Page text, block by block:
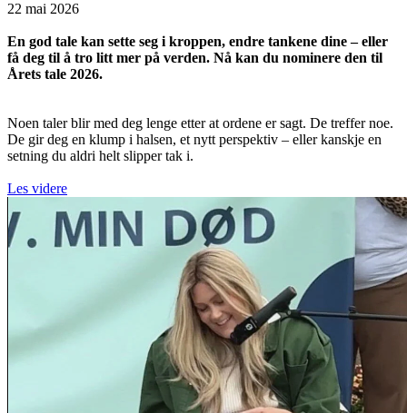
22 mai 2026
En god tale kan sette seg i kroppen, endre tankene dine – eller
få deg til å tro litt mer på verden. Nå kan du nominere den til
Årets tale 2026.
Noen taler blir med deg lenge etter at ordene er sagt. De treffer noe.
De gir deg en klump i halsen, et nytt perspektiv – eller kanskje en
setning du aldri helt slipper tak i.
Les videre